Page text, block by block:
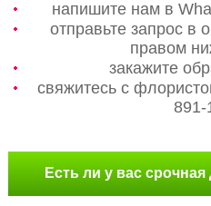
напишите нам в
отправьте запрос в
правом
закажите
свяжитесь с
891-
Есть ли у вас